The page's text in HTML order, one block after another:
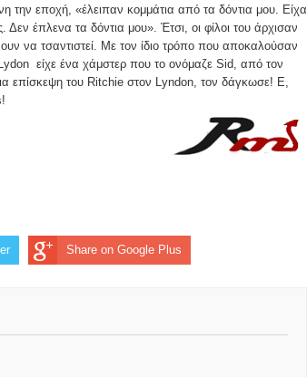
την εποχή, «έλειπαν κομμάτια από τα δόντια μου. Είχα
έπλενα τα δόντια μου». Έτσι, οι φίλοι του άρχισαν
να τσαντιστεί. Με τον ίδιο τρόπο που αποκαλούσαν
είχε ένα χάμστερ που το ονόμαζε Sid, από τον
επίσκεψη του Ritchie στον Lyndon, τον δάγκωσε! Ε,
Share on Google Plus